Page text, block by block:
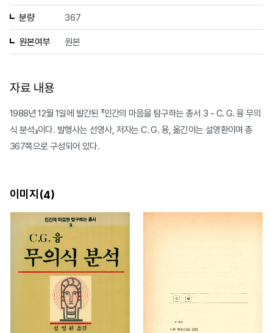
분량 367
원본여부 원본
자료 내용
1988년 12월 1일에 발간된 『인간의 마음을 탐구하는 총서 3 - C. G. 융 무의
식 분석』이다. 발행사는 선영사, 저자는 C. G. 융, 옮긴이는 설영환이며 총
367쪽으로 구성되어 있다.
이미지(4)